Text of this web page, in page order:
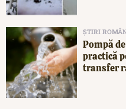
ȘTIRI
Pompă
practică
transfer